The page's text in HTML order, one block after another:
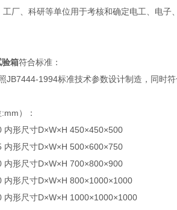
厂、科研等单位用于考核和确定电工、电子
验箱符合标准：
JB7444-1994标准技术参数设计制造，同时
）：
内形尺寸D×W×H 450×450×500
内形尺寸D×W×H 500×600×750
内形尺寸D×W×H 700×800×900
内形尺寸D×W×H 800×1000×1000
内形尺寸D×W×H 1000×1000×1000